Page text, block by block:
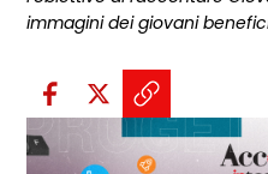
immagini dei giovani
Condividi sui social:
Condividi su
Condividi
Copia il